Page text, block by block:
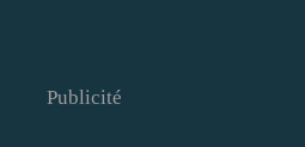
Publicité